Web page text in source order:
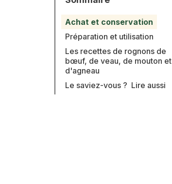
Achat et conservation
Préparation et utilisation
Les recettes de rognons de
bœuf, de veau, de mouton et
d'agneau
Le saviez-vous ? Lire aussi